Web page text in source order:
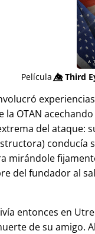
Película👁️⃤Third
la OTAN
del ataque:
conducía
mirándole
del fundador al
entonces en
de su amigo.